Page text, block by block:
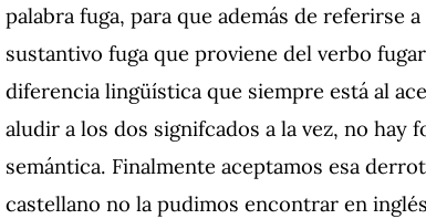
palabra fuga, para que además de referirse
sustantivo fuga que proviene del verbo
diferencia lingüística que siempre está al
aludir a los dos signifcados a la vez, no hay
semántica. Finalmente aceptamos esa
castellano no la pudimos encontrar en